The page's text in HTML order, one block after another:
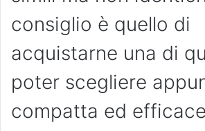
consiglio è quello di
acquistarne una di
poter scegliere
compatta ed